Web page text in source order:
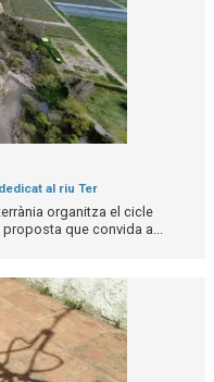
al riu Ter
organitza el cicle
que convida a...